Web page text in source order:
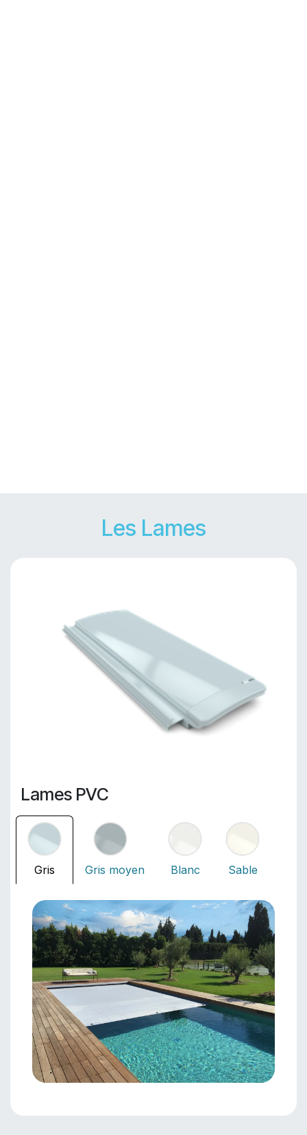
Les Lames
Lames PVC
Gris Gris moyen Blanc Sable